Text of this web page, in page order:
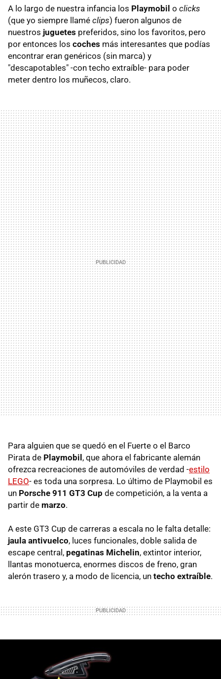
A lo largo de nuestra infancia los Playmobil o clicks
(que yo siempre llamé clips) fueron algunos de
nuestros juguetes preferidos, sino los favoritos, pero
por entonces los coches más interesantes que podías
encontrar eran genéricos (sin marca) y
"descapotables" -con techo extraíble- para poder
meter dentro los muñecos, claro.
Para alguien que se quedó en el Fuerte o el Barco
Pirata de Playmobil, que ahora el fabricante alemán
ofrezca recreaciones de automóviles de verdad -estilo
LEGO- es toda una sorpresa. Lo último de Playmobil es
un Porsche 911 GT3 Cup de competición, a la venta a
partir de marzo.
A este GT3 Cup de carreras a escala no le falta detalle:
jaula antivuelco, luces funcionales, doble salida de
escape central, pegatinas Michelin, extintor interior,
llantas monotuerca, enormes discos de freno, gran
alerón trasero y, a modo de licencia, un techo extraíble.